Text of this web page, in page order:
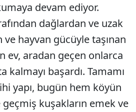
devam ediyor.
dağlardan ve uzak
hayvan gücüyle taşınan
ev, aradan geçen onlarca
kalmayı başardı. Tamamı
yapı, bugün hem köyün
geçmiş kuşakların emek ve